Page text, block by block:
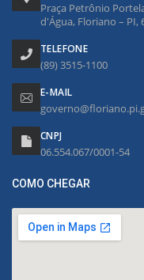
Praça Petrônio
d'Água, Floriano – PI,
TELEFONE
(89) 3515-1100
E-MAIL
CNPJ
06.554.067/0001-54
COMO CHEGAR